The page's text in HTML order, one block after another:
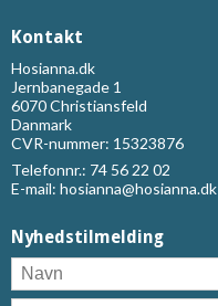
Kontakt
Hosianna.dk
Jernbanegade 1
6070 Christiansfeld
Danmark
CVR-nummer: 15323876
Telefonnr.: 74 56 22 02
E-mail: hosianna@hosianna.dk
Nyhedstilmelding